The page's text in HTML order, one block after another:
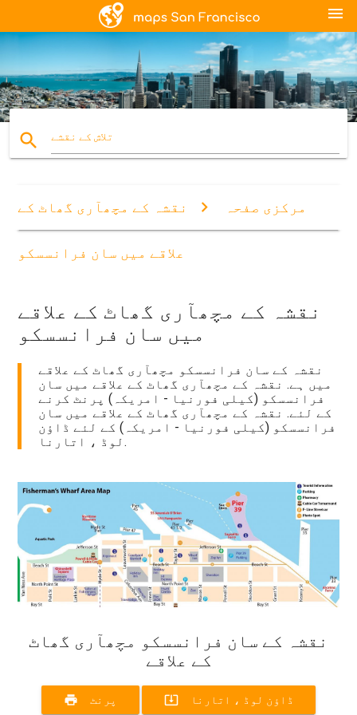
menu
search تلاش کے نقشے
مرکزی صفحہ نقشہ کے مچھآری گھاٹ کے
علاقے میں سان فرانسسکو
نقشہ کے مچھآری گھاٹ کے علاقے
میں سان فرانسسکو
نقشہ کے سان فرانسسکو مچھآری گھاٹ کے علاقے
میں ہے. نقشہ کے مچھآری گھاٹ کے علاقے میں سان
فرانسسکو (کیلی فورنیا - امریکہ) پرنٹ کرنے
کے لئے. نقشہ کے مچھآری گھاٹ کے علاقے میں سان
فرانسسکو (کیلی فورنیا - امریکہ) کے لئے ڈاؤن
لوڈ ، اتارنا.
نقشہ کے سان فرانسسکو مچھآری گھاٹ
کے علاقے
print پرنٹ system_update_alt ڈاؤن لوڈ ، اتارنا